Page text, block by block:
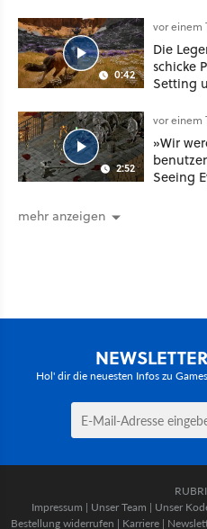
0:42
vor einem
Die
schicke
Setting
2:52
vor einem
»Wir
Seeing
mehr anzeigen
Hol' dir die neuesten Infos zu
Impressum | Unser Team | Unser
Bestellung widerrufen | Karriere |